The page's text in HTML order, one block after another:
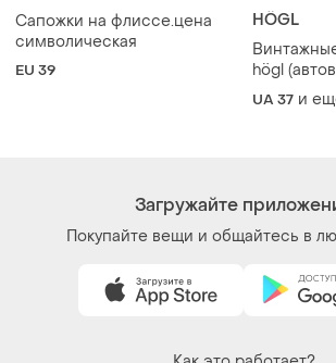
Сапожки на флиссе.цена
символическая
EU 39
HÖGL
högl
37.5 (uk 5)
UA 37 и
Загружайте
Покупайте вещи и общайтесь в